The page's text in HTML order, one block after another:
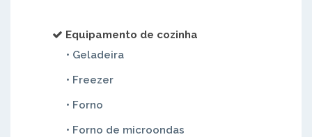
Equipamento de cozinha
• Geladeira
• Freezer
• Forno
• Forno de microondas